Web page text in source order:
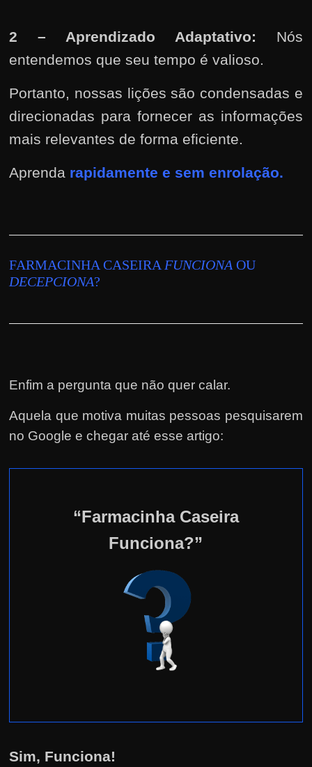
2 – Aprendizado Adaptativo: Nós
entendemos que seu tempo é valioso.
Portanto, nossas lições são condensadas e
direcionadas para fornecer as informações
mais relevantes de forma eficiente.
Aprenda rapidamente e sem enrolação.
FARMACINHA CASEIRA FUNCIONA OU
DECEPCIONA?
Enfim a pergunta que não quer calar.
Aquela que motiva muitas pessoas pesquisarem
no Google e chegar até esse artigo:
“Farmacinha Caseira
Funciona?”
Sim, Funciona!